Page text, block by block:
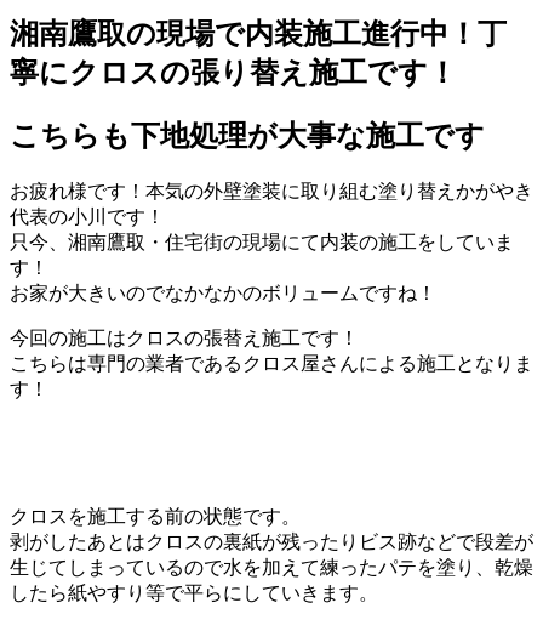
湘南鷹取の現場で内装施工進行中！丁
寧にクロスの張り替え施工です！
こちらも下地処理が大事な施工です
お疲れ様です！本気の外壁塗装に取り組む塗り替えかがやき
代表の小川です！
只今、湘南鷹取・住宅街の現場にて内装の施工をしていま
す！
お家が大きいのでなかなかのボリュームですね！
今回の施工はクロスの張替え施工です！
こちらは専門の業者であるクロス屋さんによる施工となりま
す！
クロスを施工する前の状態です。
剥がしたあとはクロスの裏紙が残ったりビス跡などで段差が
生じてしまっているので水を加えて練ったパテを塗り、乾燥
したら紙やすり等で平らにしていきます。